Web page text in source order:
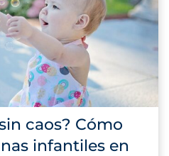
caos? Cómo
infantiles en